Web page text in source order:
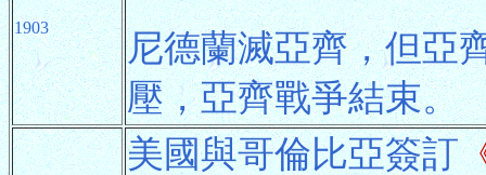
1903
尼德蘭滅亞齊，但亞
壓，亞齊戰爭結束。
美國與哥倫比亞簽訂